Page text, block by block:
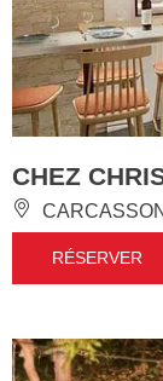
CHEZ
RÉSERVER